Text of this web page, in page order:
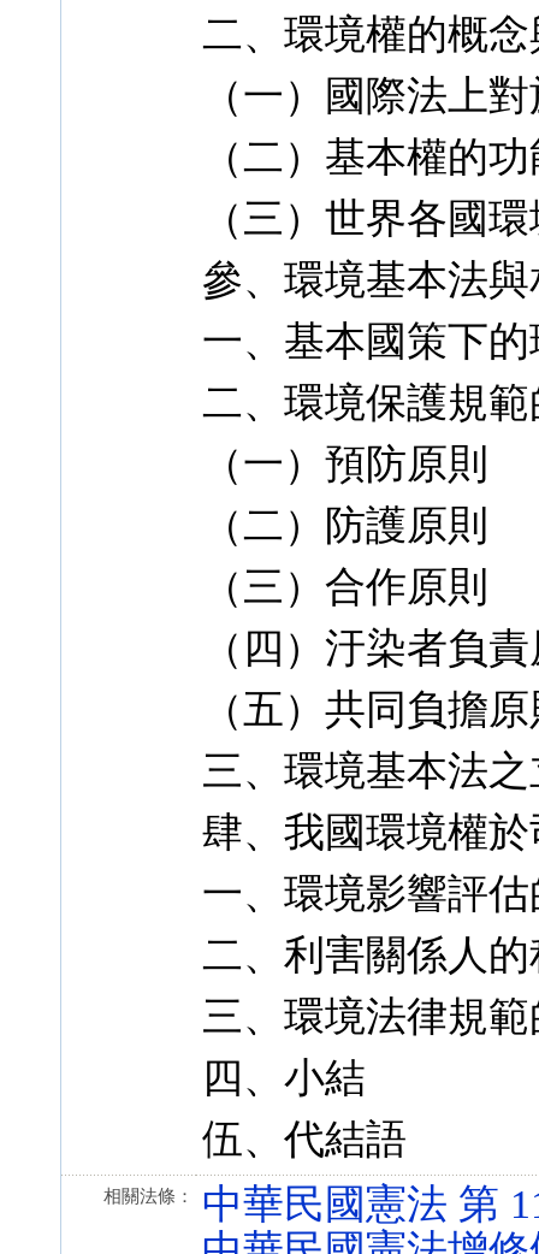
二、環境權的概
（一）國際法上
（二）基本權的
（三）世界各國
參、環境基本法
一、基本國策下
二、環境保護規
（一）預防原則
（二）防護原則
（三）合作原則
（四）汙染者負
（五）共同負擔
三、環境基本法
肆、我國環境權
一、環境影響評
二、利害關係人
三、環境法律規
四、小結
伍、代結語
相關法條：
中華民國憲法 第